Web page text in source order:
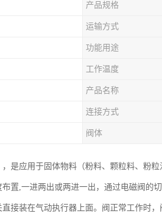
产品规格
运输方式
功能用途
工作温度
产品名称
连接方式
阀体
是应用于固体物料（粉料、颗粒料、粉
置,一进两出或两进一出，通过电磁阀的
接装在气动执行器上面。阀正常工作时